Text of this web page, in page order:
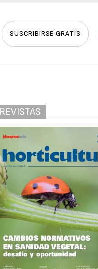
SUSCRIBIRSE GRATIS
REVISTAS